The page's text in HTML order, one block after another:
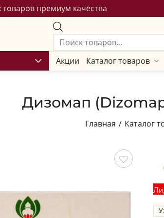
премиум качества
Акции Каталог товаров
Дизомап
Главная / Каталог